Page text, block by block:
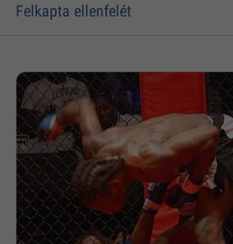
Felkapta ellenfelét